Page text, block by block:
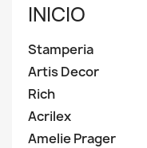
INICIO
Stamperia
Artis Decor
Rich
Acrilex
Amelie Prager